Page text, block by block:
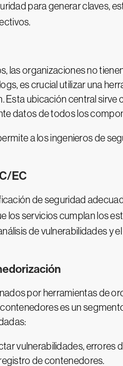
para generar claves,
las organizaciones no
es crucial utilizar una
ubicación central sirve
datos de todos los
a los ingenieros de
EC
de seguridad
los servicios cumplan los
de vulnerabilidades y
por herramientas de
es un
vulnerabilidades, errores
de contenedores.